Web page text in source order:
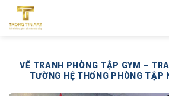
qua
VẼ TRANH PHÒNG TẬP GYM –
TƯỜNG HỆ THỐNG PHÒNG TẬP